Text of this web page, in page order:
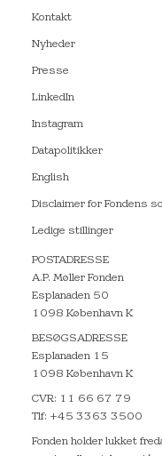
Kontakt
Nyheder
Presse
LinkedIn
Instagram
Datapolitikker
English
Disclaimer for Fondens
Ledige stillinger
POSTADRESSE
A.P. Møller Fonden
Esplanaden 50
1098 København K
BESØGSADRESSE
Esplanaden 15
1098 København K
CVR: 11 66 67 79
Tlf: +45 3363 3500
Fonden holder lukket